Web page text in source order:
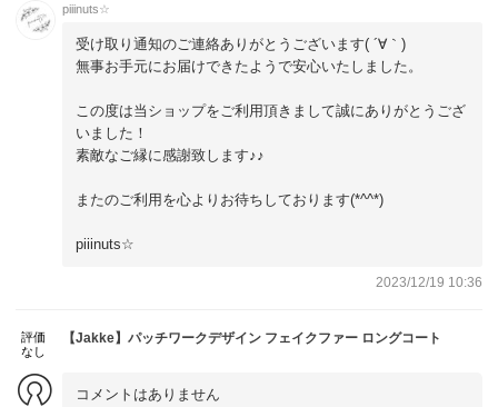
piiinuts☆
受け取り通知のご連絡ありがとうございます( ´∀｀)
無事お手元にお届けできたようで安心いたしました。
この度は当ショップをご利用頂きまして誠にありがとうござ
いました！
素敵なご縁に感謝致します♪♪
またのご利用を心よりお待ちしております(*^^*)
piiinuts☆
2023/12/19 10:36
評価
なし
【Jakke】パッチワークデザイン フェイクファー ロングコート
コメントはありません